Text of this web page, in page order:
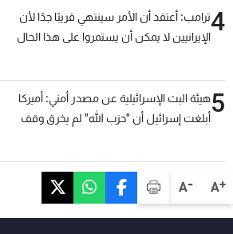
A+
A-
4ترامب: أعتقد أن الأمر سينتهي قريبًا جدًا لأن
الإيرانيين لا يمكن أن يستمروا على هذا الحال
5هيئة البث الإسرائيلية عن مصدر أمني: أميركا
أبلغت إسرائيل أن "حزب الله" لم يخرق وقف